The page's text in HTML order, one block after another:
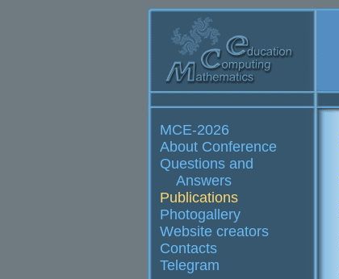
MCE-2026
About Conference
Questions and
Answers
Publications
Photogallery
Website creators
Contacts
Telegram